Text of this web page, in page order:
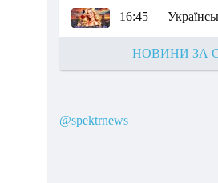
16:45
НОВИНИ ЗА
@spektrnews